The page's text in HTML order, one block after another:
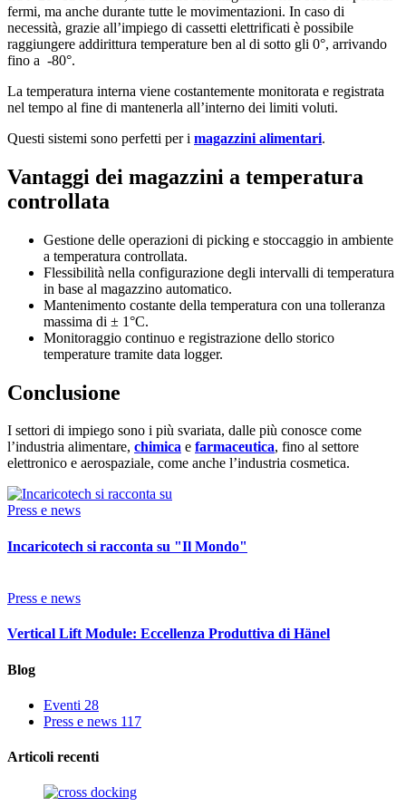
fermi, ma anche durante tutte le movimentazioni. In caso di
necessità, grazie all’impiego di cassetti elettrificati è possibile
raggiungere addirittura temperature ben al di sotto gli 0°, arrivando
fino a -80°.
La temperatura interna viene costantemente monitorata e registrata
nel tempo al fine di mantenerla all’interno dei limiti voluti.
Questi sistemi sono perfetti per i magazzini alimentari.
Vantaggi dei magazzini a temperatura
controllata
Gestione delle operazioni di picking e stoccaggio in ambiente
a temperatura controllata.
Flessibilità nella configurazione degli intervalli di temperatura
in base al magazzino automatico.
Mantenimento costante della temperatura con una tolleranza
massima di ± 1°C.
Monitoraggio continuo e registrazione dello storico
temperature tramite data logger.
Conclusione
I settori di impiego sono i più svariata, dalle più conosce come
l’industria alimentare, chimica e farmaceutica, fino al settore
elettronico e aerospaziale, come anche l’industria cosmetica.
Press e news
Incaricotech si racconta su "Il Mondo"
Press e news
Vertical Lift Module: Eccellenza Produttiva di Hänel
Blog
Eventi 28
Press e news 117
Articoli recenti